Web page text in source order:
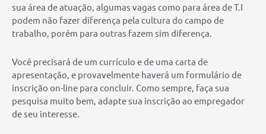
sua área de atuação, algumas vagas como para área de T.I
podem não fazer diferença pela cultura do campo de
trabalho, porém para outras fazem sim diferença.
Você precisará de um currículo e de uma carta de
apresentação, e provavelmente haverá um formulário de
inscrição on-line para concluir. Como sempre, faça sua
pesquisa muito bem, adapte sua inscrição ao empregador
de seu interesse.